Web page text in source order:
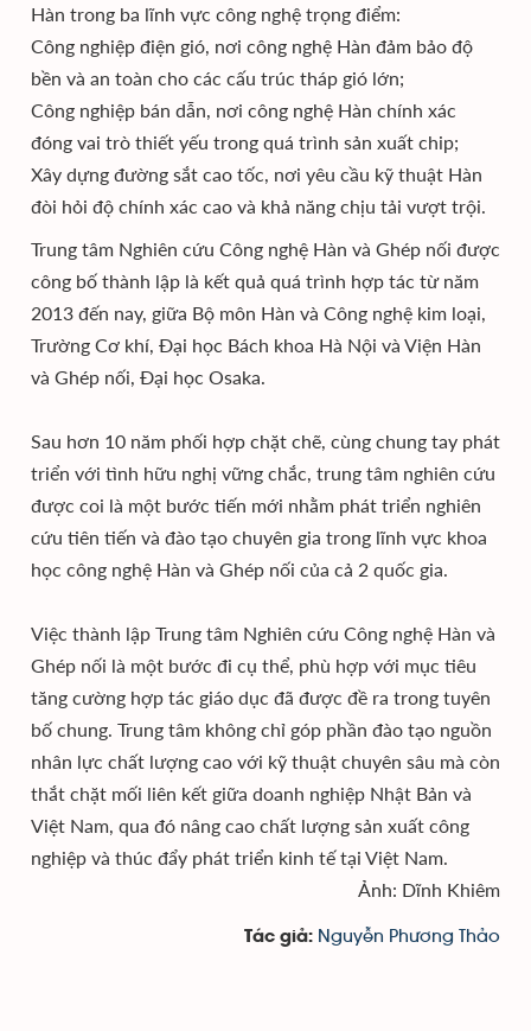
Hàn trong ba lĩnh vực công nghệ trọng điểm:
Công nghiệp điện gió, nơi công nghệ Hàn đảm bảo độ
bền và an toàn cho các cấu trúc tháp gió lớn;
Công nghiệp bán dẫn, nơi công nghệ Hàn chính xác
đóng vai trò thiết yếu trong quá trình sản xuất chip;
Xây dựng đường sắt cao tốc, nơi yêu cầu kỹ thuật Hàn
đòi hỏi độ chính xác cao và khả năng chịu tải vượt trội.
Trung tâm Nghiên cứu Công nghệ Hàn và Ghép nối được
công bố thành lập là kết quả quá trình hợp tác từ năm
2013 đến nay, giữa Bộ môn Hàn và Công nghệ kim loại,
Trường Cơ khí, Đại học Bách khoa Hà Nội và Viện Hàn
và Ghép nối, Đại học Osaka.
Sau hơn 10 năm phối hợp chặt chẽ, cùng chung tay phát
triển với tình hữu nghị vững chắc, trung tâm nghiên cứu
được coi là một bước tiến mới nhằm phát triển nghiên
cứu tiên tiến và đào tạo chuyên gia trong lĩnh vực khoa
học công nghệ Hàn và Ghép nối của cả 2 quốc gia.
Việc thành lập Trung tâm Nghiên cứu Công nghệ Hàn và
Ghép nối là một bước đi cụ thể, phù hợp với mục tiêu
tăng cường hợp tác giáo dục đã được đề ra trong tuyên
bố chung. Trung tâm không chỉ góp phần đào tạo nguồn
nhân lực chất lượng cao với kỹ thuật chuyên sâu mà còn
thắt chặt mối liên kết giữa doanh nghiệp Nhật Bản và
Việt Nam, qua đó nâng cao chất lượng sản xuất công
nghiệp và thúc đẩy phát triển kinh tế tại Việt Nam.
Ảnh: Dĩnh Khiêm
Tác giả: Nguyễn Phương Thảo